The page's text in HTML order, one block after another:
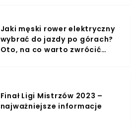
Jaki męski rower elektryczny
wybrać do jazdy po górach?
Oto, na co warto zwrócić
Finał Ligi Mistrzów 2023 –
najważniejsze informacje